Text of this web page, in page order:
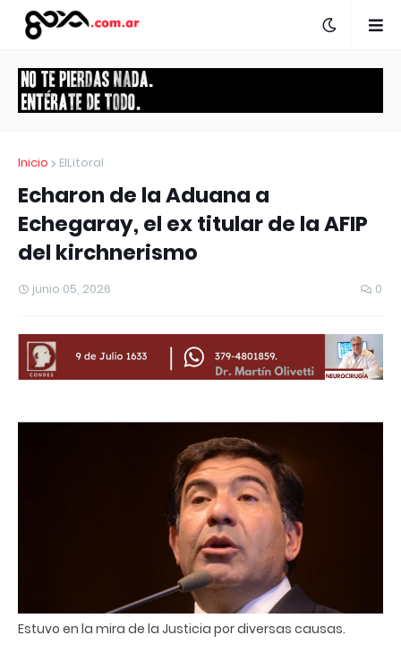
Inicio ElLitoral
Echaron de la Aduana a
Echegaray, el ex titular de la AFIP
del kirchnerismo
junio 05, 2026 0
Estuvo en la mira de la Justicia por diversas causas.